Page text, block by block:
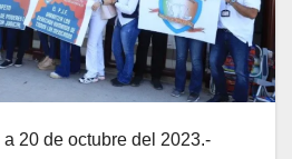
20 de octubre del 2023.-